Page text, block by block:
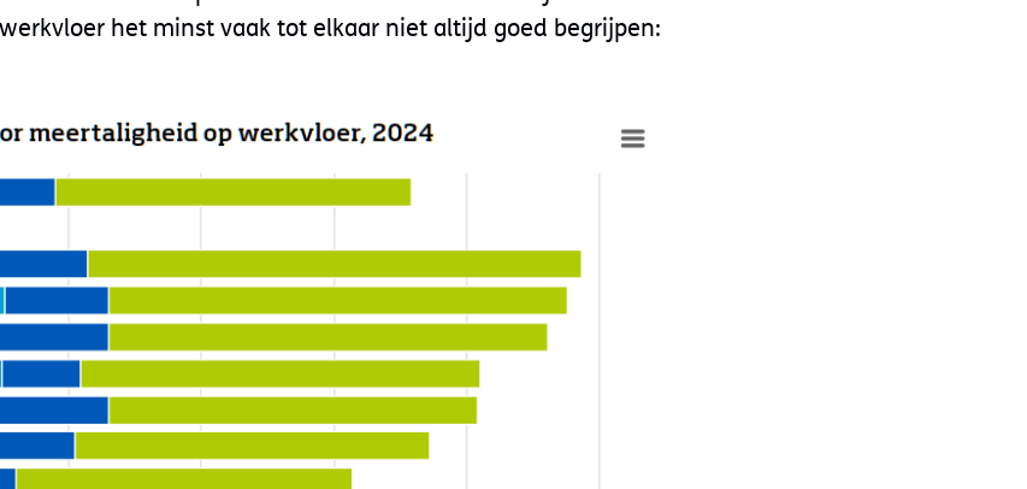
het minst vaak tot elkaar niet altijd goed begrijpen: